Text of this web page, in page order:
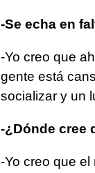
-Se echa en
-Yo creo que
gente está
socializar y un
-¿Dónde cree
-Yo creo que